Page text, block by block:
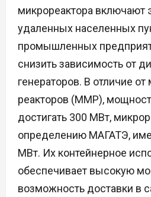
микрореактора включают
удаленных населенных
промышленных
снизить зависимость от
генераторов. В отличие
реакторов (ММР),
достигать 300 МВт,
определению МАГАТЭ,
МВт. Их контейнерное
обеспечивает высокую
возможность доставки в